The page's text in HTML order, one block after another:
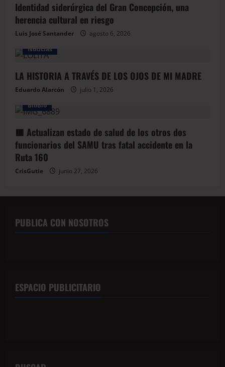
Identidad siderúrgica del Gran Concepción, una
herencia cultural en riesgo
Luis José Santander
agosto 6, 2026
Noticias
LA HISTORIA A TRAVÉS DE LOS OJOS DE MI MADRE
Eduardo Alarcón
julio 1, 2026
BioBio
🟥 Actualizan estado de salud de los otros dos
funcionarios del SAMU tras fatal accidente en la
Ruta 160
CrisGutie junio 27, 2026
PUBLICA CON NOSOTROS
ESPACIO PUBLICITARIO